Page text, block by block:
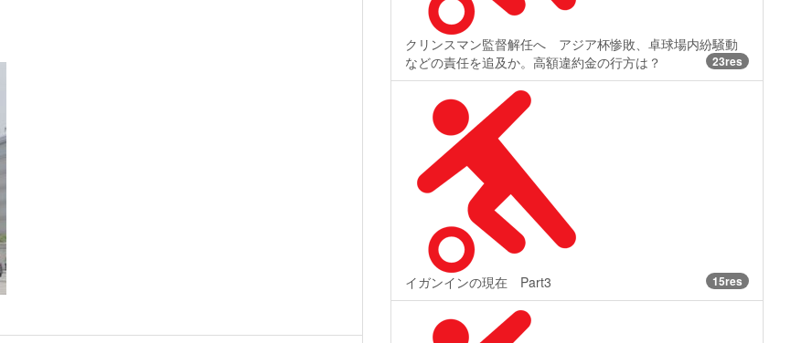
クリンスマン監督解任へ アジア杯惨敗、卓球場内紛騒動
などの責任を追及か。高額違約金の行方は？
23res
イガンインの現在 Part3 15res